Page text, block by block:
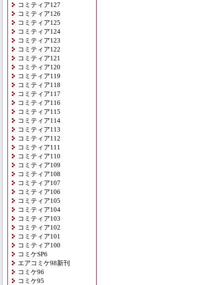
コミティア127
コミティア126
コミティア125
コミティア124
コミティア123
コミティア122
コミティア121
コミティア120
コミティア119
コミティア118
コミティア117
コミティア116
コミティア115
コミティア114
コミティア113
コミティア112
コミティア111
コミティア110
コミティア109
コミティア108
コミティア107
コミティア106
コミティア105
コミティア104
コミティア103
コミティア102
コミティア101
コミティア100
コミケSP6
エアコミケ98新刊
コミケ96
コミケ95